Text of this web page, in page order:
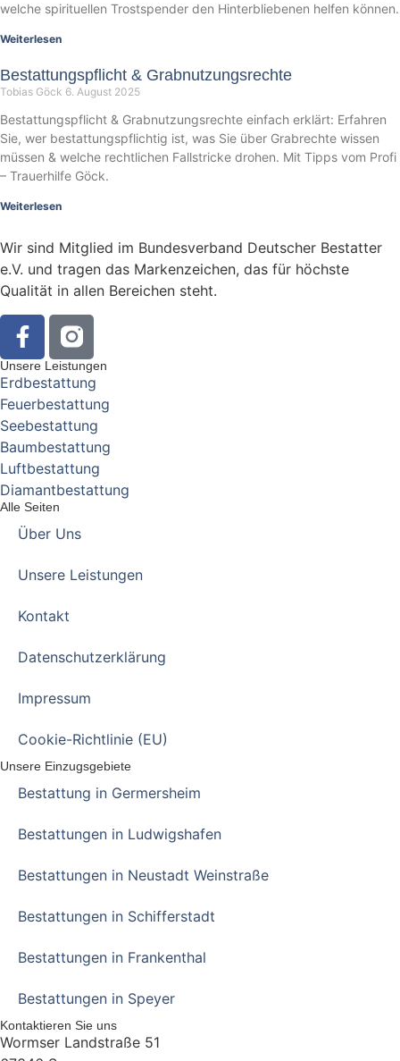
welche spirituellen Trostspender den Hinterbliebenen helfen können.
Weiterlesen
Bestattungspflicht & Grabnutzungsrechte
Tobias Göck 6. August 2025
Bestattungspflicht & Grabnutzungsrechte einfach erklärt: Erfahren
Sie, wer bestattungspflichtig ist, was Sie über Grabrechte wissen
müssen & welche rechtlichen Fallstricke drohen. Mit Tipps vom Profi
– Trauerhilfe Göck.
Weiterlesen
Wir sind Mitglied im Bundesverband Deutscher Bestatter
e.V. und tragen das Markenzeichen, das für höchste
Qualität in allen Bereichen steht.
Unsere Leistungen
Erdbestattung
Feuerbestattung
Seebestattung
Baumbestattung
Luftbestattung
Diamantbestattung
Alle Seiten
Über Uns
Unsere Leistungen
Kontakt
Datenschutz­erklärung
Impressum
Cookie-Richtlinie (EU)
Unsere Einzugsgebiete
Bestattung in Germersheim
Bestattungen in Ludwigshafen
Bestattungen in Neustadt Weinstraße
Bestattungen in Schifferstadt
Bestattungen in Frankenthal
Bestattungen in Speyer
Kontaktieren Sie uns
Wormser Landstraße 51